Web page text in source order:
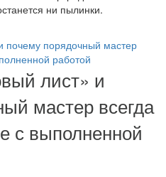
ни пылинки.
лист» и
мастер всегда
с выполненной